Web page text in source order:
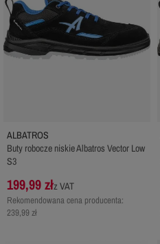
ALBATROS
Buty robocze niskie Albatros Vector Low
S3
199,99 złz VAT
Rekomendowana cena producenta:
239,99 zł